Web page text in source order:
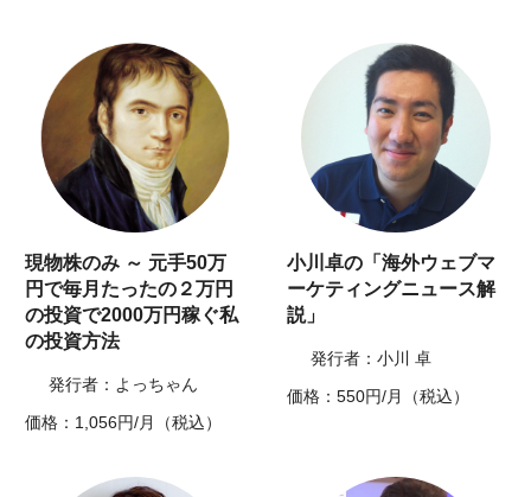
現物株のみ ～ 元手50万
円で毎月たったの２万円
の投資で2000万円稼ぐ私
の投資方法
発行者：よっちゃん
価格：1,056円/月（税込）
小川卓の「海外ウェブマ
ーケティングニュース解
説」
発行者：小川 卓
価格：550円/月（税込）